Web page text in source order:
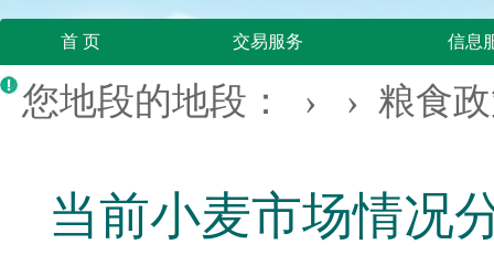
首 页 交易服务 信息
您地段的地段： › › 粮食
当前小麦市场情